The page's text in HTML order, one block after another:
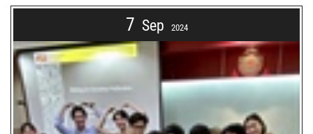
7 Sep 2024